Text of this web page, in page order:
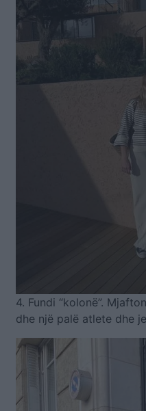
4. Fundi “kolonë”.
dhe një palë atlete dhe